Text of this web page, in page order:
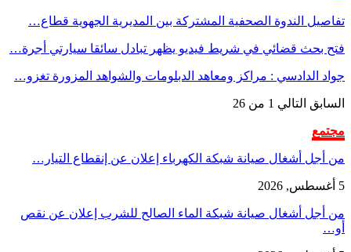
تفاصيل الندوة الصحفية المشتركة بين المديرية الجهوية قطاع…
فتح بحث قضائي في شريط فيديو يظهر تبادل سائقا سيارتي أجرة…
جواد الدادسي : مراكز ومعاهد الدبلومات والشواهد المزورة تغزو…
السابق التالي 1 من 26
مجتمع
من أجل أشغال صيانة شبكة الكهرباء إعلان عن إنقطاع التيار…
5 أغسطس, 2026
من أجل أشغال صيانة شبكة الماء الصالح للشرب إعلان عن نقص
أو…